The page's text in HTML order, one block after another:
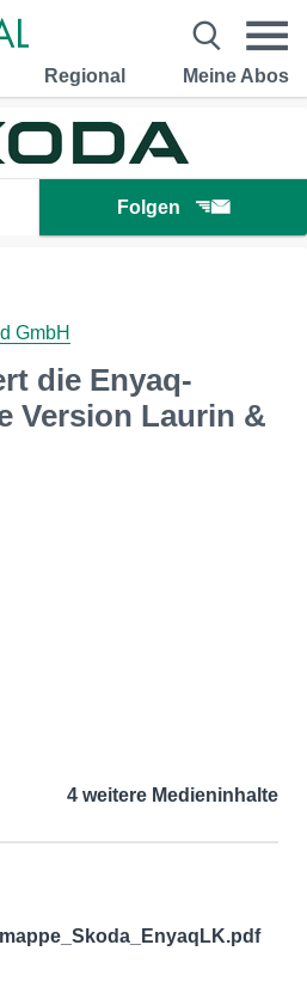
Regional Meine Abos
Folgen
GmbH
die Enyaq-
Version Laurin &
4 weitere Medieninhalte